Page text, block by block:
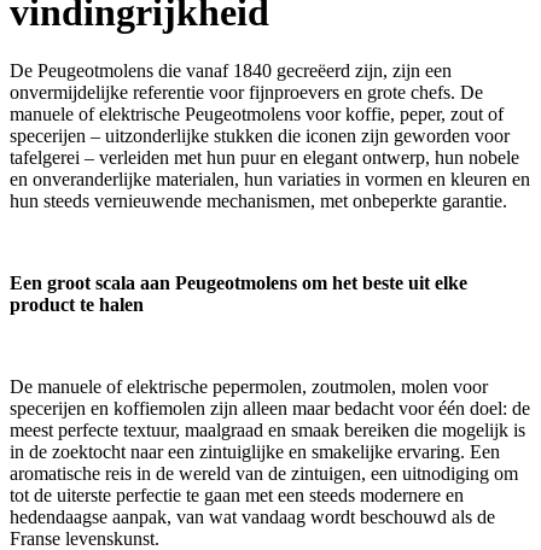
vindingrijkheid
De Peugeotmolens die vanaf 1840 gecreëerd zijn, zijn een
onvermijdelijke referentie voor fijnproevers en grote chefs. De
manuele of elektrische Peugeotmolens voor koffie, peper, zout of
specerijen – uitzonderlijke stukken die iconen zijn geworden voor
tafelgerei – verleiden met hun puur en elegant ontwerp, hun nobele
en onveranderlijke materialen, hun variaties in vormen en kleuren en
hun steeds vernieuwende mechanismen, met onbeperkte garantie.
Een groot scala aan Peugeotmolens om het beste uit elke
product te halen
De manuele of elektrische pepermolen, zoutmolen, molen voor
specerijen en koffiemolen zijn alleen maar bedacht voor één doel: de
meest perfecte textuur, maalgraad en smaak bereiken die mogelijk is
in de zoektocht naar een zintuiglijke en smakelijke ervaring. Een
aromatische reis in de wereld van de zintuigen, een uitnodiging om
tot de uiterste perfectie te gaan met een steeds modernere en
hedendaagse aanpak, van wat vandaag wordt beschouwd als de
Franse levenskunst.